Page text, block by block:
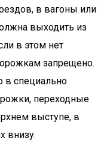
в вагоны или
выходить из
в этом нет
запрещено.
в специально
переходные
выступе, в
внизу.